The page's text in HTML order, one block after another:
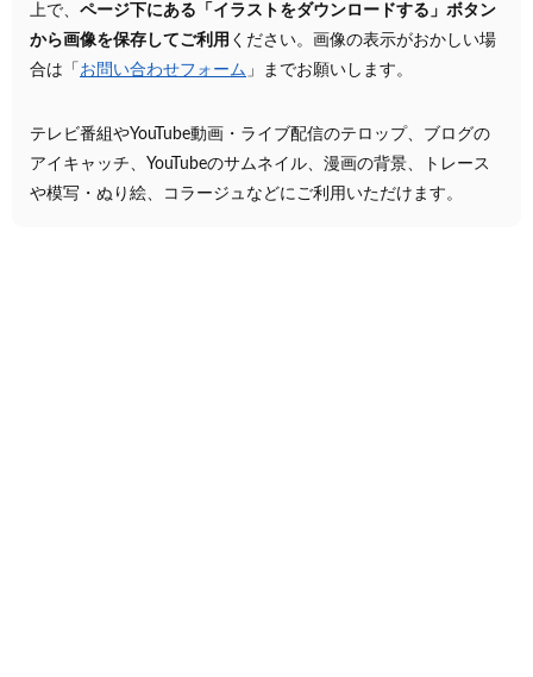
上で、 ページ下にある「イラストをダウンロードする」ボタン
から画像を保存してご利用 ください。画像の表示がおかしい場
合は「 お問い合わせフォーム 」までお願いします。
テレビ番組やYouTube動画・ライブ配信のテロップ、ブログの
アイキャッチ、YouTubeのサムネイル、漫画の背景、トレース
や模写・ぬり絵、コラージュなどにご利用いただけます。